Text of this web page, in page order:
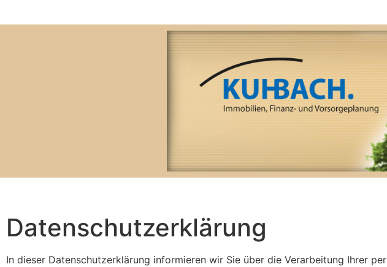
Datenschutzerklärung
In dieser Datenschutzerklärung informieren wir Sie über die Verarbeitung Ihrer